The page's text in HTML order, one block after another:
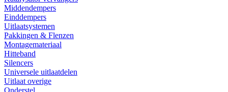
Middendempers
Einddempers
Uitlaatsystemen
Pakkingen & Flenzen
Montagemateriaal
Hitteband
Silencers
Universele uitlaatdelen
Uitlaat overige
Onderstel